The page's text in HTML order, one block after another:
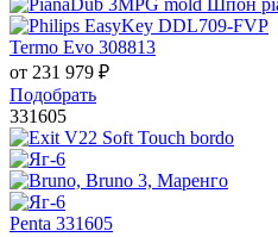
Termo Evo 308813
от 231 979 ₽
Подобрать
331605
Penta 331605